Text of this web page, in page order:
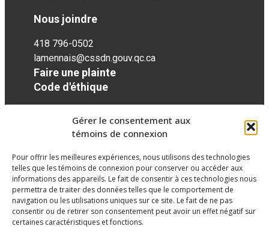
Gérer le consentement aux
témoins de connexion
Pour offrir les meilleures expériences, nous utilisons des technologies
telles que les témoins de connexion pour conserver ou accéder aux
informations des appareils. Le fait de consentir à ces technologies nous
permettra de traiter des données telles que le comportement de
navigation ou les utilisations uniques sur ce site. Le fait de ne pas
consentir ou de retirer son consentement peut avoir un effet négatif sur
certaines caractéristiques et fonctions.
Nous joindre
418 796-0502
lamennais@cssdn.gouv.qc.ca
Faire une plainte
Code d'éthique
Réseaux sociaux
facebook